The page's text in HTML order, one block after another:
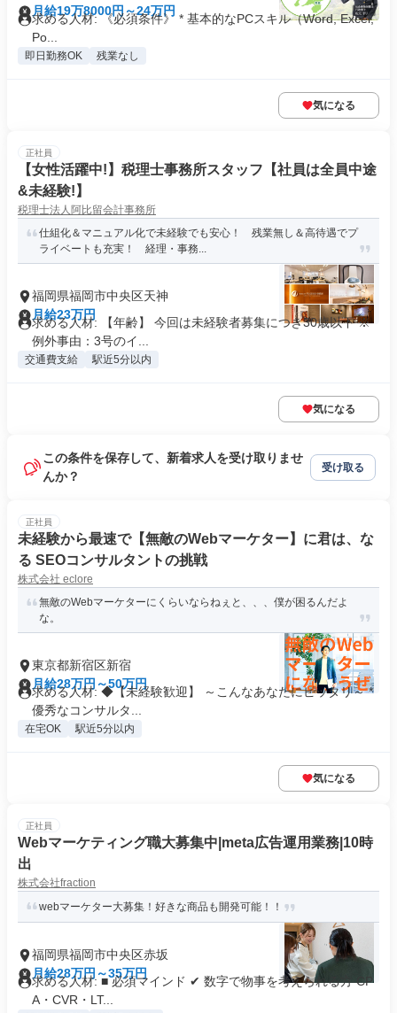
月給19万8000円～24万円
求める人材: 《必須条件》 * 基本的なPCスキル（Word, Excel,
Po...
即日勤務OK 残業なし
気になる
正社員
【女性活躍中!】税理士事務所スタッフ【社員は全員中途
&未経験!】
税理士法人阿比留会計事務所
仕組化＆マニュアル化で未経験でも安心！ 残業無し＆高待遇でプ
ライベートも充実！ 経理・事務...
福岡県福岡市中央区天神
月給23万円
求める人材: 【年齢】 今回は未経験者募集につき30歳以下 ※
例外事由：3号のイ...
交通費支給 駅近5分以内
気になる
この条件を保存して、新着求人を受け取りませ
んか？
受け取る
正社員
未経験から最速で【無敵のWebマーケター】に君は、な
る SEOコンサルタントの挑戦
株式会社 eclore
無敵のWebマーケターにくらいならねぇと、、、僕が困るんだよ
な。
東京都新宿区新宿
月給28万円～50万円
求める人材: ◆【未経験歓迎】 ～こんなあなたにピッタリ～ *
優秀なコンサルタ...
在宅OK 駅近5分以内
気になる
正社員
Webマーケティング職大募集中|meta広告運用業務|10時
出
株式会社fraction
webマーケター大募集！好きな商品も開発可能！！
福岡県福岡市中央区赤坂
月給28万円～35万円
求める人材: ■ 必須マインド ✔ 数字で物事を考えられる方 CP
A・CVR・LT...